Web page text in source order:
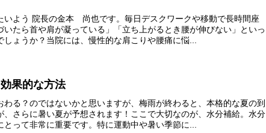
いよう 院長の金本 尚也です。毎日デスクワークや移動で長時間座
いたら首や肩が凝っている」「立ち上がるとき腰が伸びない」といっ
ょうか？当院には、慢性的な肩こりや腰痛に悩...
果的な方法
わる？のではないかと思いますが、梅雨が終わると、本格的な夏の到
、さらに暑い夏が予想されます！ここで大切なのが、水分補給。水分
って非常に重要です。特に運動中や暑い季節に...